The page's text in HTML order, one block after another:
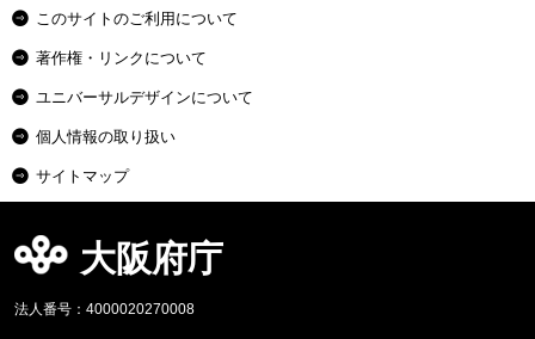
このサイトのご利用について
著作権・リンクについて
ユニバーサルデザインについて
個人情報の取り扱い
サイトマップ
大阪府庁
法人番号：4000020270008